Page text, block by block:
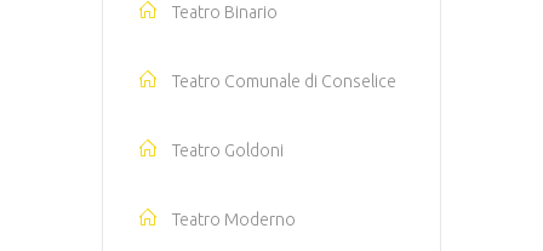
Teatro Binario
Teatro Comunale di Conselice
Teatro Goldoni
Teatro Moderno